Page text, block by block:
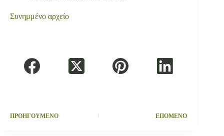
Συνημμένο αρχείο
ΠΡΟΗΓΟΥΜΕΝΟ ΕΠΟΜΕΝΟ